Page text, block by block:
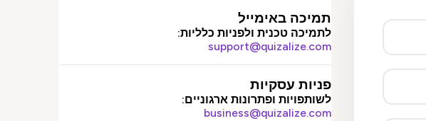
תמיכה באימייל
לתמיכה טכנית ולפניות כלליות:
support@quizalize.com
פניות עסקיות
לשותפויות ופתרונות ארגוניים:
business@quizalize.com